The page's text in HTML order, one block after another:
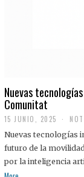
Nuevas
Comunitat
15 JUNIO, 2025
Nuevas tecnologías
futuro de la
por la inteligencia